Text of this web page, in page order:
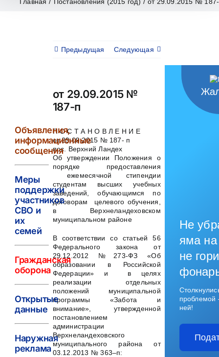
Предыдущая Следующая
от 29.09.2015 №
187-п
П О С Т А Н О В Л Е Н И Е
от 29.09.2015 № 187- п
пос. Верхний Ландех
Об утверждении Положения о
порядке предоставления
ежемесячной стипендии
студентам высших учебных
заведений, обучающимся по
договорам целевого обучения,
в Верхнеландеховском
муниципальном районе
В соответствии со статьей 56
Федерального закона от
29.12.2012 № 273-ФЗ «Об
образовании в Российской
Федерации» и в целях
реализации отдельных
положений муниципальной
программы «Забота и
внимание», утвержденной
постановлением
администрации
Верхнеландеховского
муниципального района от
03.12.2013 № 363–п:
Объявления,
информационные
сообщения
Меры
поддержки
участников
СВО и
их
семей
Гражданская
оборона
Открытые
данные
Наружная
реклама
Не
яма на
не
ней!